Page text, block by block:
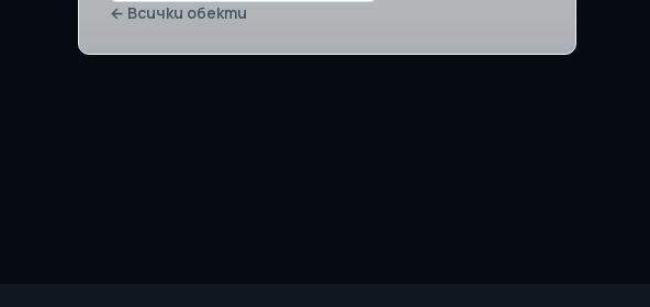
← Всички обекти